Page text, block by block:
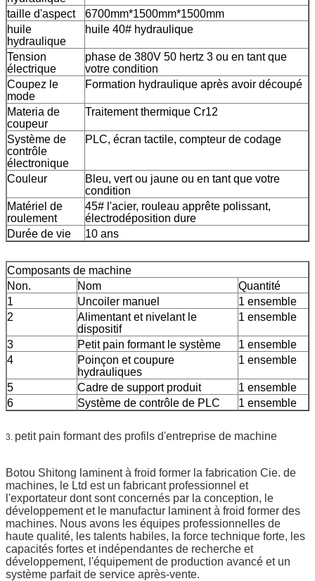
taille d'aspect
6700mm*1500mm*1500mm
huile
hydraulique
huile 40# hydraulique
Tension
électrique
phase de 380V 50 hertz 3 ou en tant que
votre condition
Coupez le
mode
Formation hydraulique après avoir découpé
Materia de
coupeur
Traitement thermique Cr12
Système de
contrôle
électronique
PLC, écran tactile, compteur de codage
Couleur
Bleu, vert ou jaune ou en tant que votre
condition
Matériel de
roulement
45# l'acier, rouleau apprête polissant,
électrodéposition dure
Durée de vie
10 ans
Composants de machine
Non.
Nom
Quantité
1
Uncoiler manuel
1 ensemble
2
Alimentant et nivelant le
dispositif
1 ensemble
3 Petit pain formant le système
1 ensemble
4
Poinçon et coupure
hydrauliques
1 ensemble
5 Cadre de support produit
1 ensemble
6
Système de contrôle de PLC 1 ensemble
3. petit pain formant des profils d'entreprise de machine
Botou Shitong laminent à froid former la fabrication Cie. de
machines, le Ltd est un fabricant professionnel et
l'exportateur dont sont concernés par la conception, le
développement et le manufactur laminent à froid former des
machines. Nous avons les équipes professionnelles de
haute qualité, les talents habiles, la force technique forte, les
capacités fortes et indépendantes de recherche et
développement, l'équipement de production avancé et un
système parfait de service après-vente.